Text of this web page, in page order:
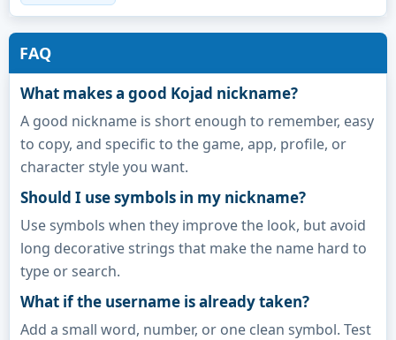
FAQ
What makes a good Kojad nickname?
A good nickname is short enough to remember, easy
to copy, and specific to the game, app, profile, or
character style you want.
Should I use symbols in my nickname?
Use symbols when they improve the look, but avoid
long decorative strings that make the name hard to
type or search.
What if the username is already taken?
Add a small word, number, or one clean symbol. Test